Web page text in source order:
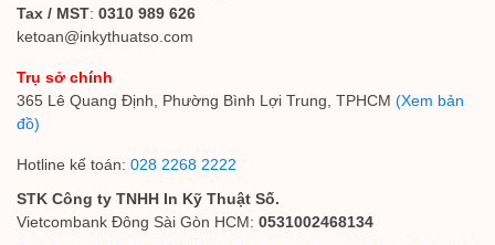
Tax / MST: 0310 989 626
ketoan@inkythuatso.com
Trụ sở chính
365 Lê Quang Định, Phường Bình Lợi Trung, TPHCM (Xem bản
đồ)
Hotline kế toán: 028 2268 2222
STK Công ty TNHH In Kỹ Thuật Số.
Vietcombank Đông Sài Gòn HCM: 0531002468134